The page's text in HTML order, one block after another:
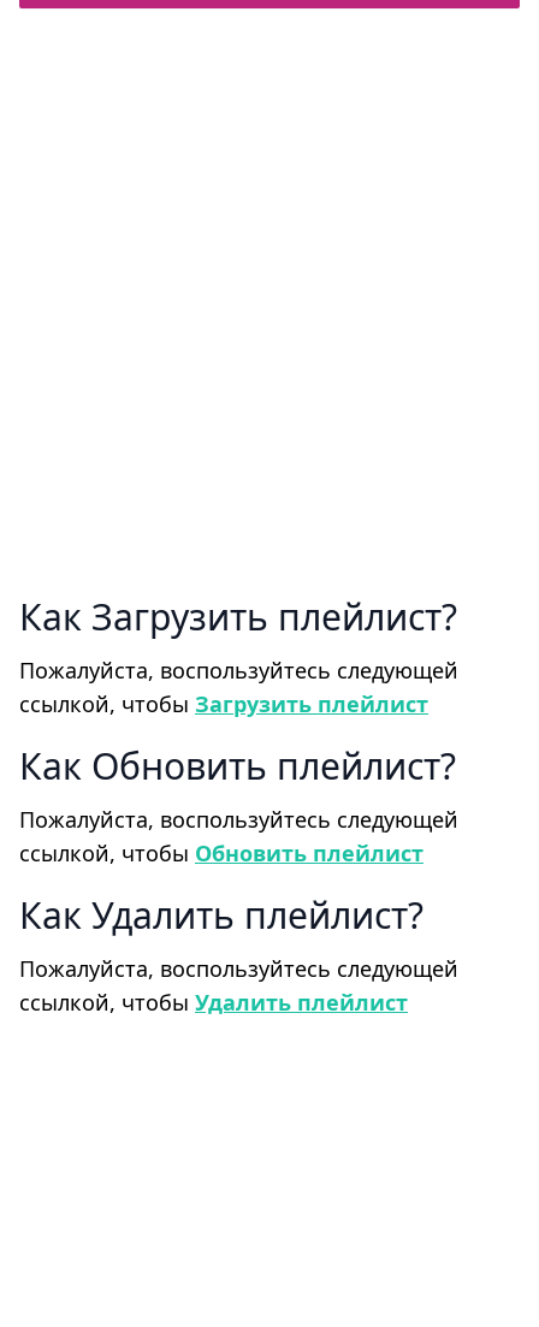
Как Загрузить плейлист
Пожалуйста, воспользуйтесь следующей
ссылкой, чтобы Загрузить плейлист
Как Обновить плейлист
Пожалуйста, воспользуйтесь следующей
ссылкой, чтобы Обновить плейлист
Как Удалить плейлист
Пожалуйста, воспользуйтесь следующей
ссылкой, чтобы Удалить плейлист